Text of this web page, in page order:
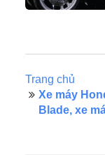
Trang chủ
Xe máy
Blade, xe